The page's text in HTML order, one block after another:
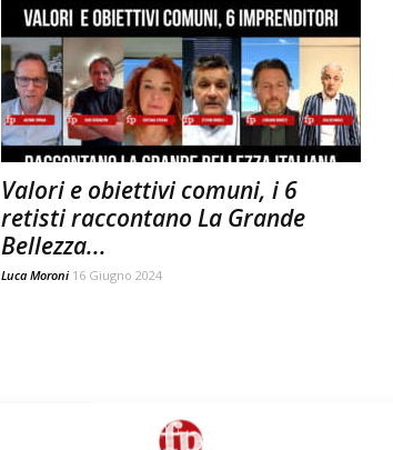
Valori e obiettivi comuni, i 6
retisti raccontano La Grande
Bellezza...
Luca Moroni 16 Giugno 2024